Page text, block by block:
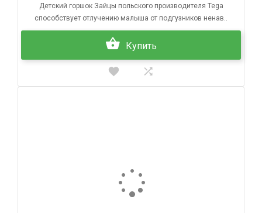
Детский горшок Зайцы польского производителя Tega
способствует отлучению малыша от подгузников ненав..
Купить